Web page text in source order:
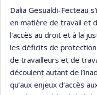
Dalia Gesualdi-Fecteau
en matière de travail et
l’accès au droit et à la
les déficits de
de travailleurs et de
découlent autant de
qu’aux enjeux d’accès